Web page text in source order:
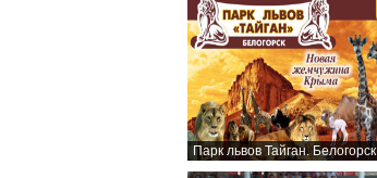
Парк львов Тайган. Белогорск